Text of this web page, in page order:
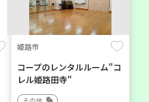
姫路市
コープのレンタルルーム"コ
レル姫路田寺"